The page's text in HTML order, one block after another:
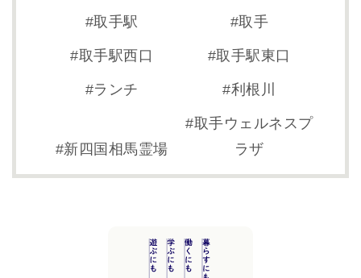
取手駅 取手
取手駅西口 取手駅東口
ランチ 利根川
新四国相馬霊場
取手ウェルネスプ
ラザ